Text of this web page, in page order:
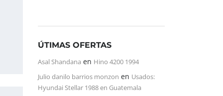
ÚTIMAS OFERTAS
Asal Shandana en Hino 4200 1994
Julio danilo barrios monzon en Usados:
Hyundai Stellar 1988 en Guatemala